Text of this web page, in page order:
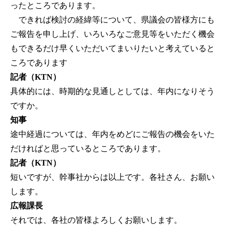
ったところであります。
できれば検討の経緯等について、県議会の皆様方にも
ご報告を申し上げ、いろいろなご意見等をいただく機会
もできるだけ早くいただいてまいりたいと考えていると
ころであります
記者（KTN）
具体的には、時期的な見通しとしては、年内になりそう
ですか。
知事
途中経過については、年内をめどにご報告の機会をいた
だければと思っているところであります。
記者（KTN）
短いですが、幹事社からは以上です。各社さん、お願い
します。
広報課長
それでは、各社の皆様よろしくお願いします。